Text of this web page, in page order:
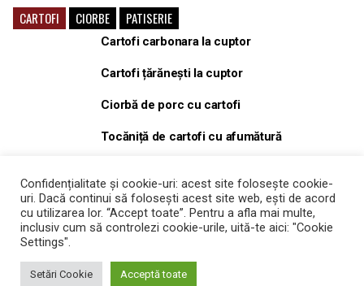
CARTOFI
CIORBE PATISERIE
Cartofi carbonara la cuptor
Cartofi țărănești la cuptor
Ciorbă de porc cu cartofi
Tocăniță de cartofi cu afumătură
Cartofi Wedges la cuptor
Confidențialitate și cookie-uri: acest site folosește cookie-
uri. Dacă continui să folosești acest site web, ești de acord
cu utilizarea lor. “Accept toate”. Pentru a afla mai multe,
inclusiv cum să controlezi cookie-urile, uită-te aici: "Cookie
Settings".
Setări Cookie Acceptă toate